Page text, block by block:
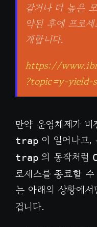
같거나 더 높은
약된 후에 프로
개합니다.
https://
?topic=y-yield-
만약 운영체제가
trap 이 일어나고,
trap 의 동작처럼
로세스를 종료할
는 아래의 상황에서
겁니다.